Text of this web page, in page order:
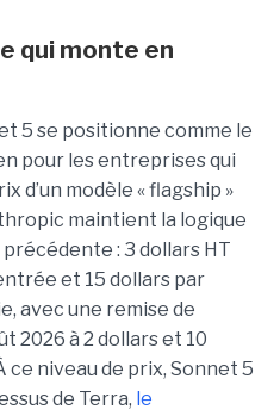
qui monte en
5 se positionne comme le
pour les entreprises qui
d’un modèle « flagship »
maintient la logique
: 3 dollars HT
et 15 dollars par
avec une remise de
2026 à 2 dollars et 10
niveau de prix, Sonnet 5
de Terra, le